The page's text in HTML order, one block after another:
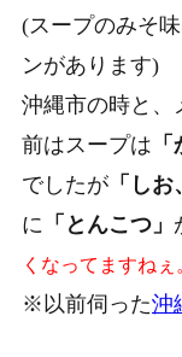
(スープのみそ
ンがあります)
沖縄市の時と、
前はスープは
でしたが「しお
に 「とんこつ」
くなってますねぇ
※以前伺った沖